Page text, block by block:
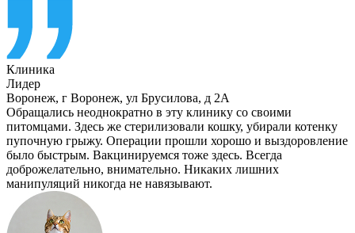
Клиника
Лидер
Воронеж, г Воронеж, ул Брусилова, д 2А
Обращались неоднократно в эту клинику со своими
питомцами. Здесь же стерилизовали кошку, убирали котенку
пупочную грыжу. Операции прошли хорошо и выздоровление
было быстрым. Вакцинируемся тоже здесь. Всегда
доброжелательно, внимательно. Никаких лишних
манипуляций никогда не навязывают.